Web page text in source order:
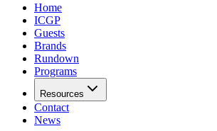
Home
ICGP
Guests
Brands
Rundown
Programs
Resources
Contact
News